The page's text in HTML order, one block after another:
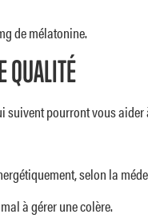
de mélatonine.
QUALITÉ
pourront vous aider
selon la
à gérer une colère.